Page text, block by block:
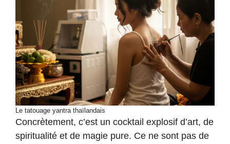
Le tatouage yantra thaïlandais
Concrètement, c’est un cocktail explosif d’art, de
spiritualité et de magie pure. Ce ne sont pas de